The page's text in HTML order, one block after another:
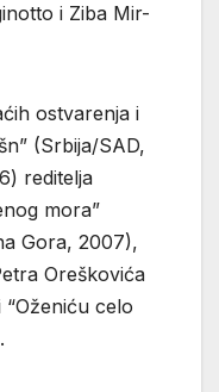
i Ziba Mir-
ostvarenja i
(Srbija/SAD,
reditelja
mora”
Gora, 2007),
Oreškovića
celo